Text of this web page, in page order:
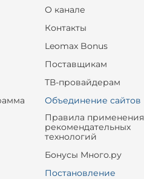
О канале
Контакты
Leomax Bonus
Поставщикам
ТВ-провайдерам
Объединение сайтов
Правила применения
рекомендательных
технологий
Бонусы Много.ру
Постановление